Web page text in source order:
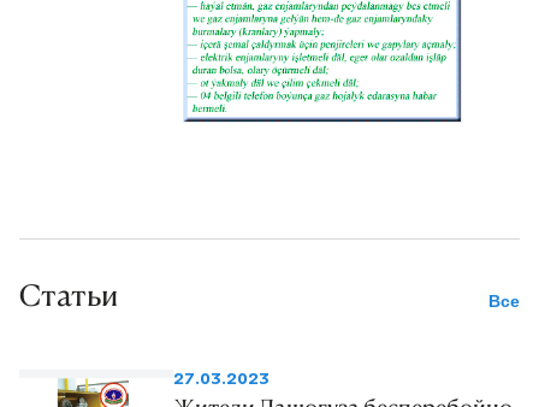
Госкорпорации
«Туркменгеология» Чары
Сопыев.
Статьи Все
27.03.2023